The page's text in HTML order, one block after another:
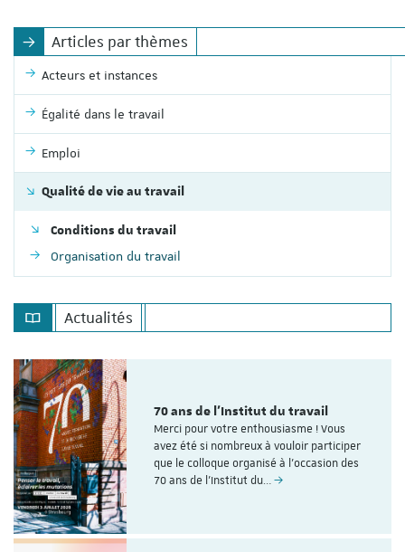
Articles par thèmes
Acteurs et instances
Égalité dans le travail
Emploi
Qualité de vie au travail
Conditions du travail
Organisation du travail
Actualités
70 ans de l'Institut du travail
Merci pour votre enthousiasme ! Vous
avez été si nombreux à vouloir participer
que le colloque organisé à l'occasion des
70 ans de l’Institut du…